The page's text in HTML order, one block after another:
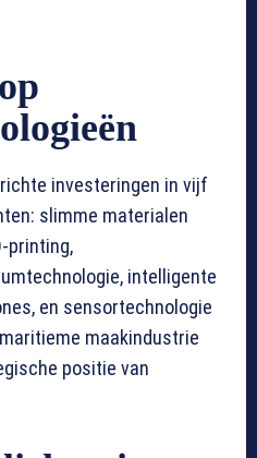
investeringen in vijf
slimme materialen
printing,
intelligente
en sensortechnologie
maakindustrie
positie van